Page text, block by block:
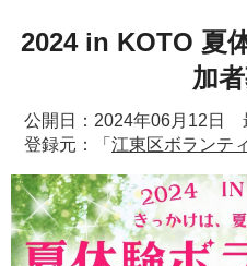
2024 in KOTO 夏
加
公開日：2024年06月12日
登録元：「 江東区ボランテ